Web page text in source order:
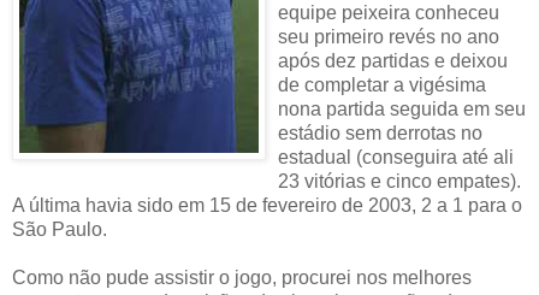
equipe peixeira conheceu
seu primeiro revés no ano
após dez partidas e deixou
de completar a vigésima
nona partida seguida em seu
estádio sem derrotas no
estadual (conseguira até ali
23 vitórias e cinco empates).
A última havia sido em 15 de fevereiro de 2003, 2 a 1 para o
São Paulo.
Como não pude assistir o jogo, procurei nos melhores